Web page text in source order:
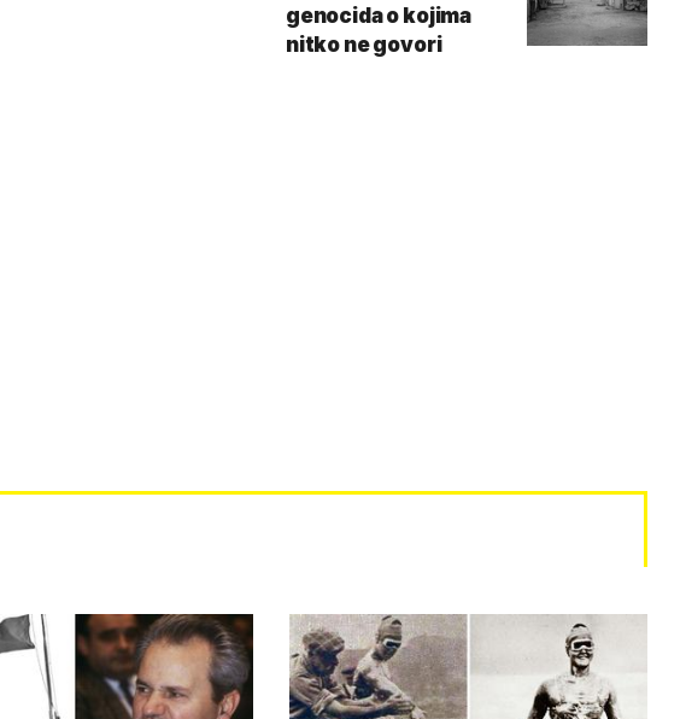
genocida o kojima
nitko ne govori